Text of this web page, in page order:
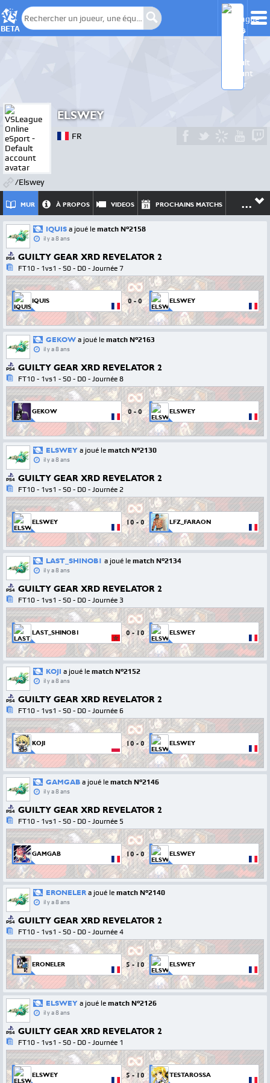
BETA
ELSWEY
/Elswey
FR
MUR À PROPOS VIDEOS PROCHAINS MATCHS ...
IQUIS a joué le match N°2158
il y a 8 ans
PS4 GUILTY GEAR XRD REVELATOR 2
FT10 - 1vs1 - S0 - D0 - Journée 7
IQUIS 0-0 ELSWEY
GEKOW a joué le match N°2163
il y a 8 ans
PS4 GUILTY GEAR XRD REVELATOR 2
FT10 - 1vs1 - S0 - D0 - Journée 8
GEKOW 0-0 ELSWEY
ELSWEY a joué le match N°2130
il y a 8 ans
PS4 GUILTY GEAR XRD REVELATOR 2
FT10 - 1vs1 - S0 - D0 - Journée 2
ELSWEY 10-0 LFZ_FARAON
LAST_SHINOB1 a joué le match N°2134
il y a 8 ans
PS4 GUILTY GEAR XRD REVELATOR 2
FT10 - 1vs1 - S0 - D0 - Journée 3
LAST_SHINOB1 0-10 ELSWEY
KOJI a joué le match N°2152
il y a 8 ans
PS4 GUILTY GEAR XRD REVELATOR 2
FT10 - 1vs1 - S0 - D0 - Journée 6
KOJI 10-0 ELSWEY
GAMGAB a joué le match N°2146
il y a 8 ans
PS4 GUILTY GEAR XRD REVELATOR 2
FT10 - 1vs1 - S0 - D0 - Journée 5
GAMGAB 10-0 ELSWEY
ERONELER a joué le match N°2140
il y a 8 ans
PS4 GUILTY GEAR XRD REVELATOR 2
FT10 - 1vs1 - S0 - D0 - Journée 4
ERONELER 5-10 ELSWEY
ELSWEY a joué le match N°2126
il y a 8 ans
PS4 GUILTY GEAR XRD REVELATOR 2
FT10 - 1vs1 - S0 - D0 - Journée 1
ELSWEY 5-10 TESTAROSSA